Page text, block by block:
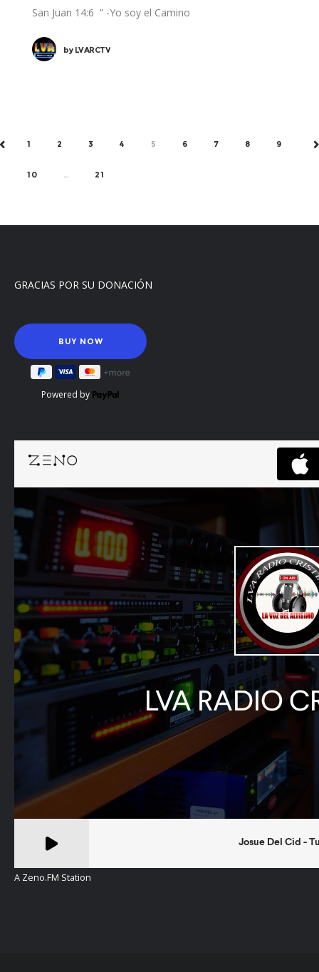
San Juan 14:6 ” -Yo soy el Camino
byLVARCTV
PREV1 2 3 4 5 6 7 8 9
10 … 21
GRACIAS POR SU DONACIÓN
Powered by
A Zeno.FM Station